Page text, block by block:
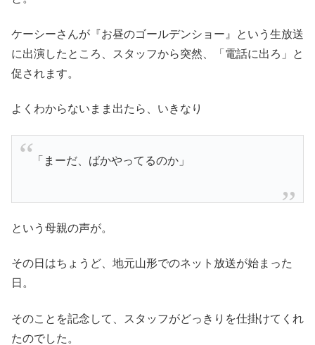
ケーシーさんが『お昼のゴールデンショー』という生放送
に出演したところ、スタッフから突然、「電話に出ろ」と
促されます。
よくわからないまま出たら、いきなり
「まーだ、ばかやってるのか」
という母親の声が。
その日はちょうど、地元山形でのネット放送が始まった
日。
そのことを記念して、スタッフがどっきりを仕掛けてくれ
たのでした。